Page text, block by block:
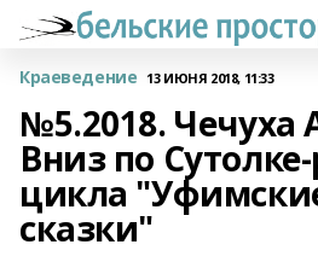
Краеведение 13 ИЮНЯ 2018, 11:33
№5.2018. Чечуха
Вниз по
цикла
сказки"